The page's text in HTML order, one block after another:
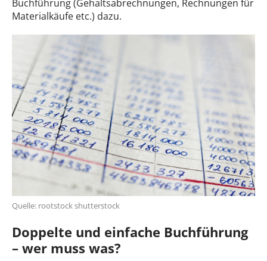
Buchführung (Gehaltsabrechnungen, Rechnungen für
Materialkäufe etc.) dazu.
Quelle: rootstock shutterstock
Doppelte und einfache Buchführung
– wer muss was?